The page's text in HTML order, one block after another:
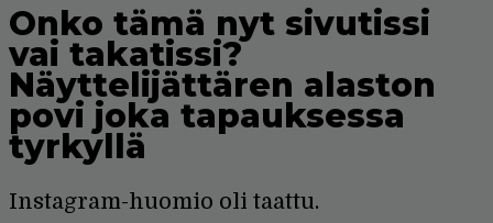
Onko tämä nyt sivutissi
vai takatissi?
Näyttelijättären alaston
povi joka tapauksessa
tyrkyllä
Instagram-huomio oli taattu.